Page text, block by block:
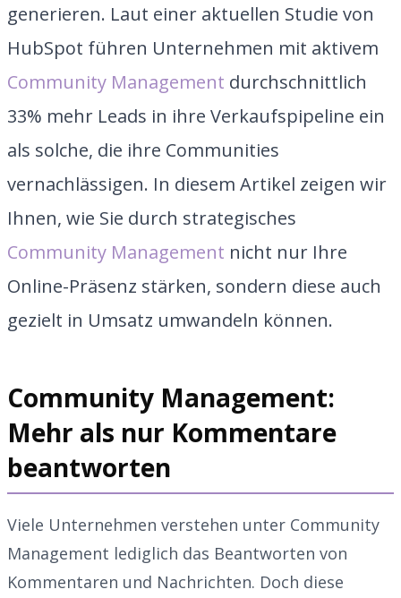
generieren. Laut einer aktuellen Studie von
HubSpot führen Unternehmen mit aktivem
Community Management durchschnittlich
33% mehr Leads in ihre Verkaufspipeline ein
als solche, die ihre Communities
vernachlässigen. In diesem Artikel zeigen wir
Ihnen, wie Sie durch strategisches
Community Management nicht nur Ihre
Online-Präsenz stärken, sondern diese auch
gezielt in Umsatz umwandeln können.
Community Management:
Mehr als nur Kommentare
beantworten
Viele Unternehmen verstehen unter Community
Management lediglich das Beantworten von
Kommentaren und Nachrichten. Doch diese